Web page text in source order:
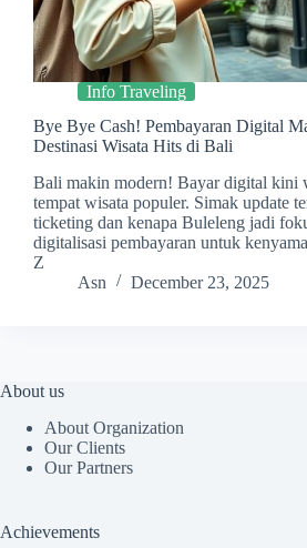
Info Traveling
Bye Bye Cash! Pembayaran Digital
Destinasi Wisata Hits di Bali
Bali makin modern! Bayar digital kini
tempat wisata populer. Simak update
ticketing dan kenapa Buleleng jadi
digitalisasi pembayaran untuk
Z
Asn
December 23, 2025
About us
About Organization
Our Clients
Our Partners
Achievements